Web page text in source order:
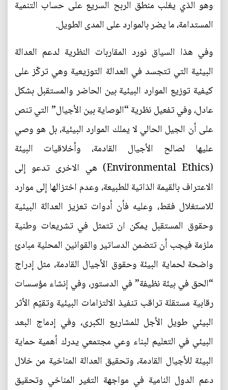
وهو الذي يغلب منطق الربح السريع على حساب التنمية
المستدامة، ما يضر بالموارد على المدى الطويل.
وفي هذا السياق نورد المقاربات النظرية لدعم العدالة
البيئية التي تتجسد في العدالة التوزيعية وهي تركّز على
كيفية توزيع الموارد البيئية بين الحاضر والمستقبل بشكل
عادل، وفي تفعيل نظرية “الوصاية بين الأجيال” التي تنص
على أن الجيل الحالي لا يملك الموارد البيئية، بل هو وصي
عليها لصالح الأجيال القادمة، وأخلاقيات البيئة
(Environmental Ethics) هي الاخرى تدعو إلى
الاعتراف بالقيمة الذاتية للطبيعة، وعدم اختزالها إلى موارد
للاستغلال فقط، وعليه فأن أدوات تعزيز العدالة البيئية
وحقوق المستقبل يمكن ان تتمثل في تشريعات وطنية
ملزمة فيجب أن تتضمن الدساتير والقوانين المحلية مبادئ
واضحة لحماية البيئة وحقوق الأجيال القادمة، مثل إدراج
“الحق في بيئة نظيفة” في الدستور، وفي إنشاء مؤسسات
رقابية مستقلة تراقب تنفيذ الالتزامات البيئية وتقيّم الأثر
البيئي طويل الأجل للمشاريع الكبرى، وفي إدماج البعد
البيئي في التعليم لبناء وعي مجتمعي يدرك أهمية حماية
البيئة للأجيال القادمة، وتحقيق العدالة المناخية من خلال
دعم الدول النامية في مواجهة التغير المناخي وتحقيق